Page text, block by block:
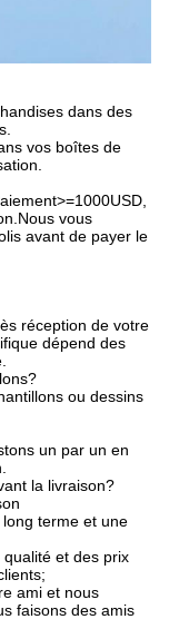
dans des
vos boîtes de
vous
avant de payer le
réception de votre
dépend des
ou dessins
un par un en
la livraison?
terme et une
et des prix
ami et nous
faisons des amis